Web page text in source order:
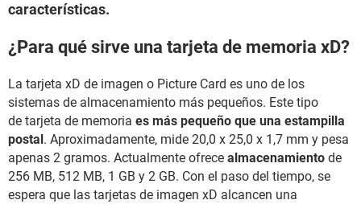
características.
¿Para qué sirve una tarjeta de memoria xD?
La tarjeta xD de imagen o Picture Card es uno de los
sistemas de almacenamiento más pequeños. Este tipo
de tarjeta de memoria es más pequeño que una estampilla
postal. Aproximadamente, mide 20,0 x 25,0 x 1,7 mm y pesa
apenas 2 gramos. Actualmente ofrece almacenamiento de
256 MB, 512 MB, 1 GB y 2 GB. Con el paso del tiempo, se
espera que las tarjetas de imagen xD alcancen una